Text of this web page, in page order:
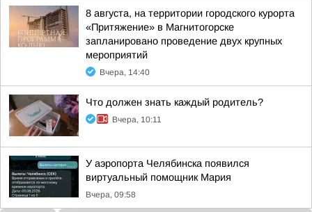
8 августа, на территории городского курорта
«Притяжение» в Магнитогорске
запланировано проведение двух крупных
мероприятий
Вчера, 14:40
Что должен знать каждый родитель?
Вчера, 10:11
У аэропорта Челябинска появился
виртуальный помощник Мария
Вчера, 09:58